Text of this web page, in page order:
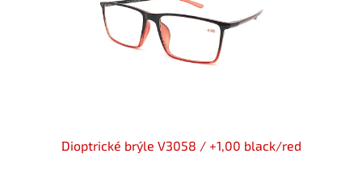
Dioptrické brýle V3058 / +1,00 black/red